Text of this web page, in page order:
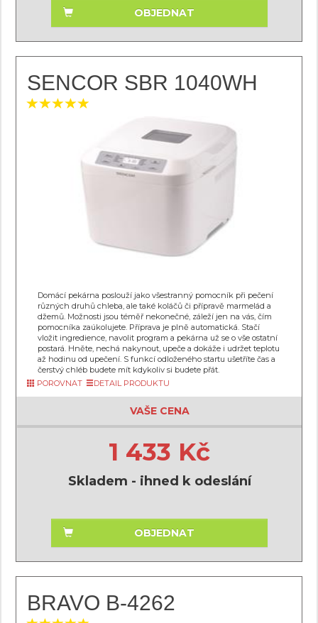
OBJEDNAT
SENCOR SBR 1040WH
Domácí pekárna poslouží jako všestranný pomocník při pečení
různých druhů chleba, ale také koláčů či přípravě marmelád a
džemů. Možnosti jsou téměř nekonečné, záleží jen na vás, čím
pomocníka zaúkolujete. Příprava je plně automatická. Stačí
vložit ingredience, navolit program a pekárna už se o vše ostatní
postará. Hněte, nechá nakynout, upeče a dokáže i udržet teplotu
až hodinu od upečení. S funkcí odloženého startu ušetříte čas a
čerstvý chléb budete mít kdykoliv si budete přát.
POROVNAT
DETAIL PRODUKTU
VAŠE CENA
1 433 Kč
Skladem - ihned k odeslání
OBJEDNAT
BRAVO B-4262